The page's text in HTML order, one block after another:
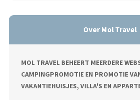
Over Mol Travel
MOL TRAVEL BEHEERT MEERDERE
CAMPINGPROMOTIE EN PROMOTIE
VAKANTIEHUISJES, VILLA'S EN